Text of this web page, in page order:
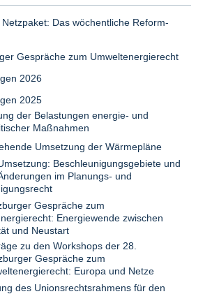
Netzpaket: Das wöchentliche Reform-
Gespräche zum Umweltenergierecht
2026
2025
der Belastungen energie- und
Maßnahmen
Umsetzung der Wärmepläne
Beschleunigungsgebiete und
im Planungs- und
Gespräche zum
Energiewende zwischen
und Neustart
zu den Workshops der 28.
Gespräche zum
Europa und Netze
des Unionsrechtsrahmens für den